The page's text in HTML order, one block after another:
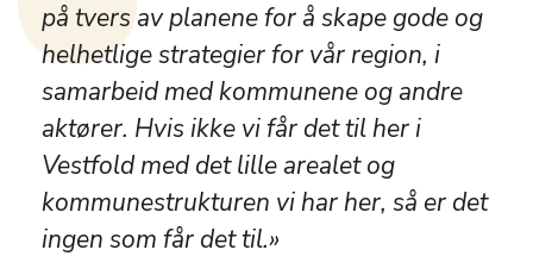
på tvers av planene for å skape gode og
helhetlige strategier for vår region, i
samarbeid med kommunene og andre
aktører. Hvis ikke vi får det til her i
Vestfold med det lille arealet og
kommunestrukturen vi har her, så er det
ingen som får det til.»